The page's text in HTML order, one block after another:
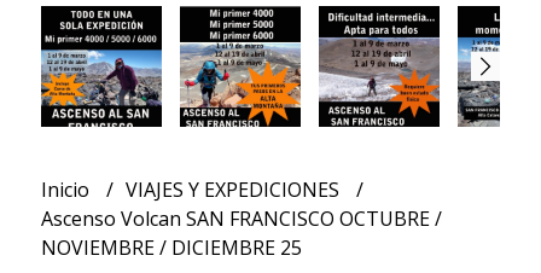
Inicio
VIAJES Y EXPEDICIONES
Ascenso Volcan SAN FRANCISCO OCTUBRE /
NOVIEMBRE / DICIEMBRE 25